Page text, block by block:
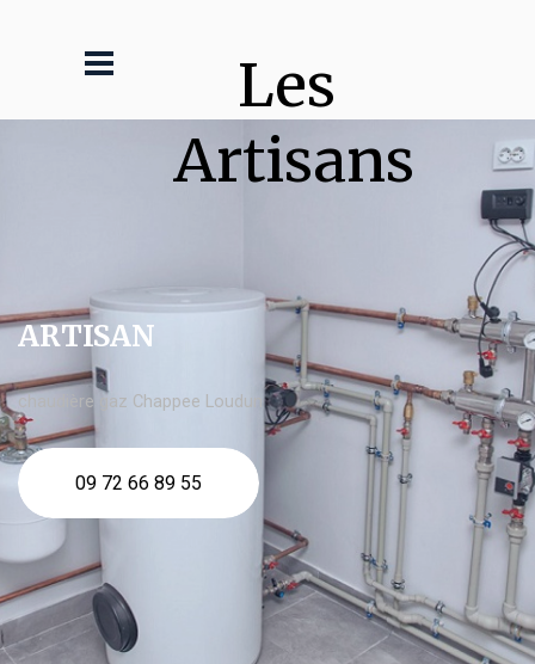
Les
Artisans
ARTISAN
chaudière gaz Chappee Loudun
09 72 66 89 55